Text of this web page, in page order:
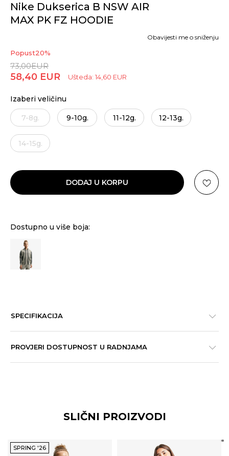
Nike Dukserica B NSW AIR
MAX PK FZ HOODIE
Popust20%
73,00EUR
58,40 EUR Ušteda: 14,60 EUR
Obavijesti me o sniženju
Izaberi veličinu
7-8g. 9-10g. 11-12g. 12-13g.
14-15g.
DODAJ U KORPU
Dostupno u više boja:
SPECIFIKACIJA
PROVJERI DOSTUPNOST U RADNJAMA
SLIČNI PROIZVODI
SPRING '26